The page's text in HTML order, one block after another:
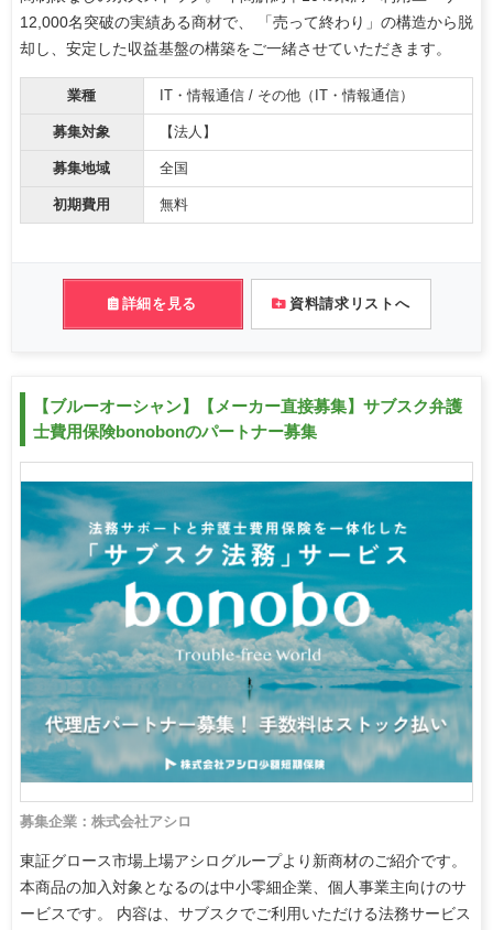
12,000名突破の実績ある商材で、 「売って終わり」の構造から脱
却し、安定した収益基盤の構築をご一緒させていただきます。
業種 IT・情報通信 / その他（IT・情報通信）
募集対象 【法人】
募集地域 全国
初期費用 無料
詳細を見る 資料請求リストへ
【ブルーオーシャン】【メーカー直接募集】サブスク弁護
士費用保険bonobonのパートナー募集
募集企業：株式会社アシロ
東証グロース市場上場アシログループより新商材のご紹介です。
本商品の加入対象となるのは中小零細企業、個人事業主向けのサ
ービスです。 内容は、サブスクでご利用いただける法務サービス